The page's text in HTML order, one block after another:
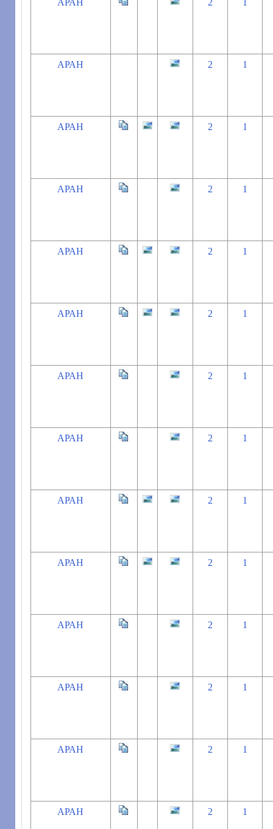
АРАН 2
АРАН 2 1
АРАН 2 1
АРАН 2 1
АРАН 2 1
АРАН 2 1
АРАН 2 1
АРАН 2 1
АРАН 2 1
АРАН 2 1
АРАН 2 1
АРАН 2 1
АРАН 2 1
АРАН 2 1